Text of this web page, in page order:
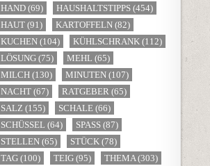
HAND(69) HAUSHALTSTIPPS(454)
HAUT(91) KARTOFFELN(82)
KUCHEN(104) KÜHLSCHRANK(112)
LÖSUNG(75) MEHL (65)
MILCH(130) MINUTEN(107)
NACHT(67) RATGEBER(65)
SALZ (155) SCHALE(66)
SCHÜSSEL (64) SPASS(87)
STELLEN(65) STÜCK(78)
TAG(100) TEIG(95) THEMA(303)